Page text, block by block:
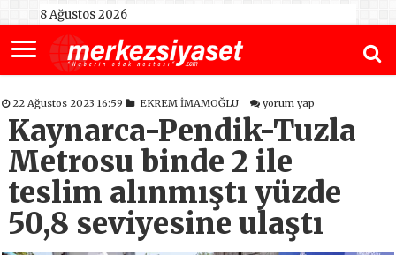
8 Ağustos 2026
22 Ağustos 2023 16:59 EKREM İMAMOĞLU yorum yap
Kaynarca-Pendik-Tuzla
Metrosu binde 2 ile
teslim alınmıştı yüzde
50,8 seviyesine ulaştı